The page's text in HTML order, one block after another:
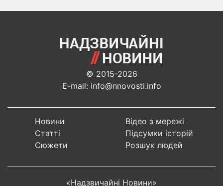
© 2015-2026
E-mail: info@nnovosti.info
Новини
Статті
Сюжети
Відео з мережі
Підсумки історій
Розшук людей
«Надзвичайні Новини»